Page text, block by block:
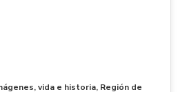
vida e historia, Región de